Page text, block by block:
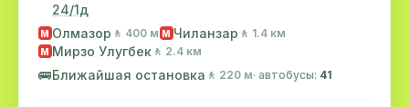
24/1д
M Олмазор 🚶 400 м M Чиланзар 🚶 1.4 км
M Мирзо Улугбек 🚶 2.4 км
🚌Ближайшая остановка 🚶 220 м· автобусы: 41